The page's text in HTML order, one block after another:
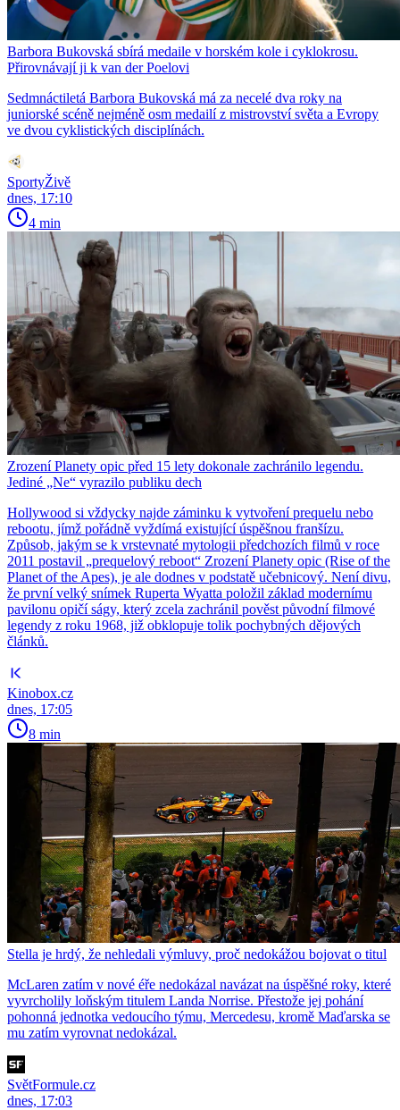
Barbora Bukovská sbírá medaile v horském kole i cyklokrosu.
Přirovnávají ji k van der Poelovi
Sedmnáctiletá Barbora Bukovská má za necelé dva roky na
juniorské scéně nejméně osm medailí z mistrovství světa a Evropy
ve dvou cyklistických disciplínách.
SportyŽivě
dnes, 17:10
4 min
Zrození Planety opic před 15 lety dokonale zachránilo legendu.
Jediné „Ne“ vyrazilo publiku dech
Hollywood si vždycky najde záminku k vytvoření prequelu nebo
rebootu, jímž pořádně vyždímá existující úspěšnou franšízu.
Způsob, jakým se k vrstevnaté mytologii předchozích filmů v roce
2011 postavil „prequelový reboot“ Zrození Planety opic (Rise of the
Planet of the Apes), je ale dodnes v podstatě učebnicový. Není divu,
že první velký snímek Ruperta Wyatta položil základ modernímu
pavilonu opičí ságy, který zcela zachránil pověst původní filmové
legendy z roku 1968, již obklopuje tolik pochybných dějových
článků.
Kinobox.cz
dnes, 17:05
8 min
Stella je hrdý, že nehledali výmluvy, proč nedokážou bojovat o titul
McLaren zatím v nové éře nedokázal navázat na úspěšné roky, které
vyvrcholily loňským titulem Landa Norrise. Přestože jej pohání
pohonná jednotka vedoucího týmu, Mercedesu, kromě Maďarska se
mu zatím vyrovnat nedokázal.
SvětFormule.cz
dnes, 17:03